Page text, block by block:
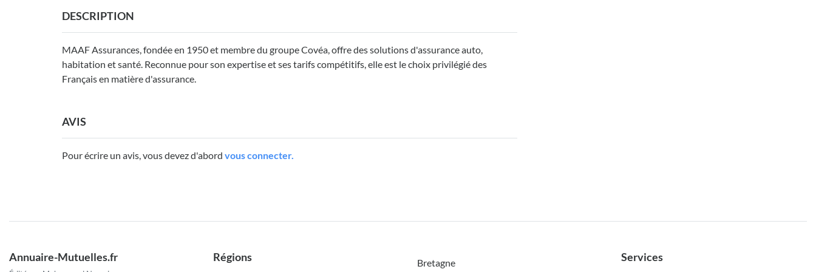
DESCRIPTION
MAAF Assurances, fondée en 1950 et membre du groupe Covéa, offre des solutions d'assurance auto,
habitation et santé. Reconnue pour son expertise et ses tarifs compétitifs, elle est le choix privilégié des
Français en matière d'assurance.
AVIS
Pour écrire un avis, vous devez d'abord vous connecter.
Annuaire-Mutuelles.fr Régions
Bretagne
Services